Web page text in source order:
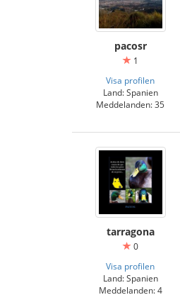
pacosr
1
Visa profilen
Land: Spanien
Meddelanden: 35
tarragona
0
Visa profilen
Land: Spanien
Meddelanden: 4